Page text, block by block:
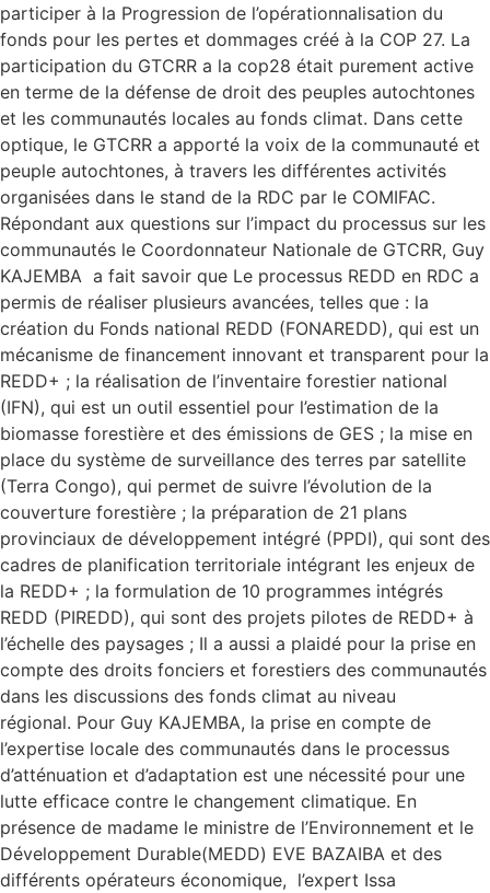
participer à la Progression de l’opérationnalisation du
fonds pour les pertes et dommages créé à la COP 27. La
participation du GTCRR a la cop28 était purement active
en terme de la défense de droit des peuples autochtones
et les communautés locales au fonds climat. Dans cette
optique, le GTCRR a apporté la voix de la communauté et
peuple autochtones, à travers les différentes activités
organisées dans le stand de la RDC par le COMIFAC.
Répondant aux questions sur l’impact du processus sur les
communautés le Coordonnateur Nationale de GTCRR, Guy
KAJEMBA a fait savoir que Le processus REDD en RDC a
permis de réaliser plusieurs avancées, telles que : la
création du Fonds national REDD (FONAREDD), qui est un
mécanisme de financement innovant et transparent pour la
REDD+ ; la réalisation de l’inventaire forestier national
(IFN), qui est un outil essentiel pour l’estimation de la
biomasse forestière et des émissions de GES ; la mise en
place du système de surveillance des terres par satellite
(Terra Congo), qui permet de suivre l’évolution de la
couverture forestière ; la préparation de 21 plans
provinciaux de développement intégré (PPDI), qui sont des
cadres de planification territoriale intégrant les enjeux de
la REDD+ ; la formulation de 10 programmes intégrés
REDD (PIREDD), qui sont des projets pilotes de REDD+ à
l’échelle des paysages ; Il a aussi a plaidé pour la prise en
compte des droits fonciers et forestiers des communautés
dans les discussions des fonds climat au niveau
régional. Pour Guy KAJEMBA, la prise en compte de
l’expertise locale des communautés dans le processus
d’atténuation et d’adaptation est une nécessité pour une
lutte efficace contre le changement climatique. En
présence de madame le ministre de l’Environnement et le
Développement Durable(MEDD) EVE BAZAIBA et des
différents opérateurs économique, l’expert Issa